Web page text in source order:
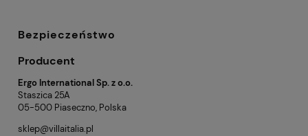
Bezpieczeństwo
Producent
Ergo International Sp. z o.o.
Staszica 25A
05-500 Piaseczno, Polska
sklep@villaitalia.pl